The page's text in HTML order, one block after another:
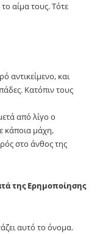
αίμα τους. Τότε
αντικείμενο, και
Κατόπιν τους
από λίγο ο
κάποια μάχη,
στο άνθος της
της Ερημοποίησης
αυτό το όνομα.